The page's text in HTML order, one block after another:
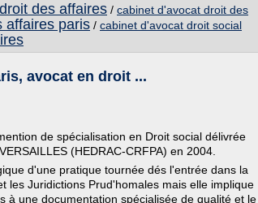
des affaires / cabinet d'avocat droit des
affaires paris / cabinet d'avocat droit social
avocat en droit ...
de spécialisation en Droit social délivrée
(HEDRAC-CRFPA) en 2004.
d'une pratique tournée dés l'entrée dans la
les Juridictions Prud'homales mais elle implique
à une documentation spécialisée de qualité et le